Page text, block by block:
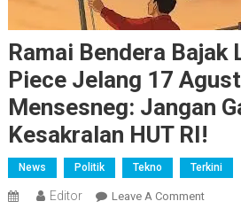
Ramai Bendera Bajak
Piece Jelang 17
Mensesneg: Jangan
Kesakralan HUT RI!
News Politik Tekno Terkini
Editor Leave A CommentOn